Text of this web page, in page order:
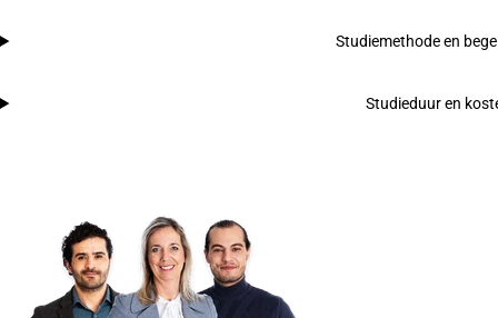
Studiemethode en
Studieduur en